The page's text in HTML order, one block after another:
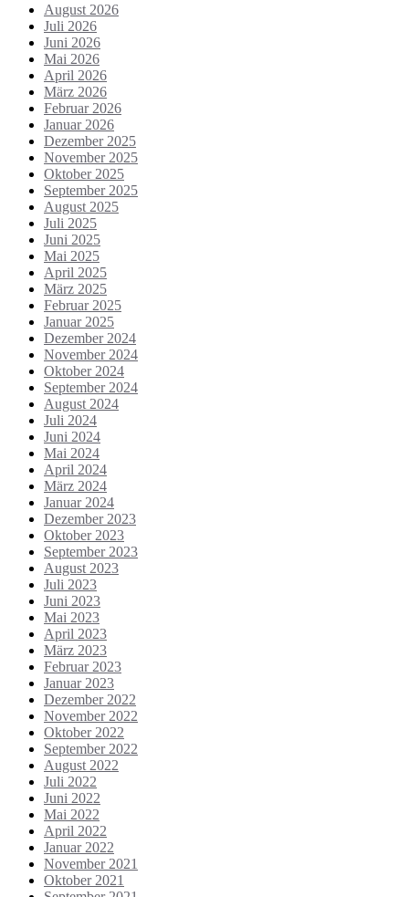
August 2026
Juli 2026
Juni 2026
Mai 2026
April 2026
März 2026
Februar 2026
Januar 2026
Dezember 2025
November 2025
Oktober 2025
September 2025
August 2025
Juli 2025
Juni 2025
Mai 2025
April 2025
März 2025
Februar 2025
Januar 2025
Dezember 2024
November 2024
Oktober 2024
September 2024
August 2024
Juli 2024
Juni 2024
Mai 2024
April 2024
März 2024
Januar 2024
Dezember 2023
Oktober 2023
September 2023
August 2023
Juli 2023
Juni 2023
Mai 2023
April 2023
März 2023
Februar 2023
Januar 2023
Dezember 2022
November 2022
Oktober 2022
September 2022
August 2022
Juli 2022
Juni 2022
Mai 2022
April 2022
Januar 2022
November 2021
Oktober 2021